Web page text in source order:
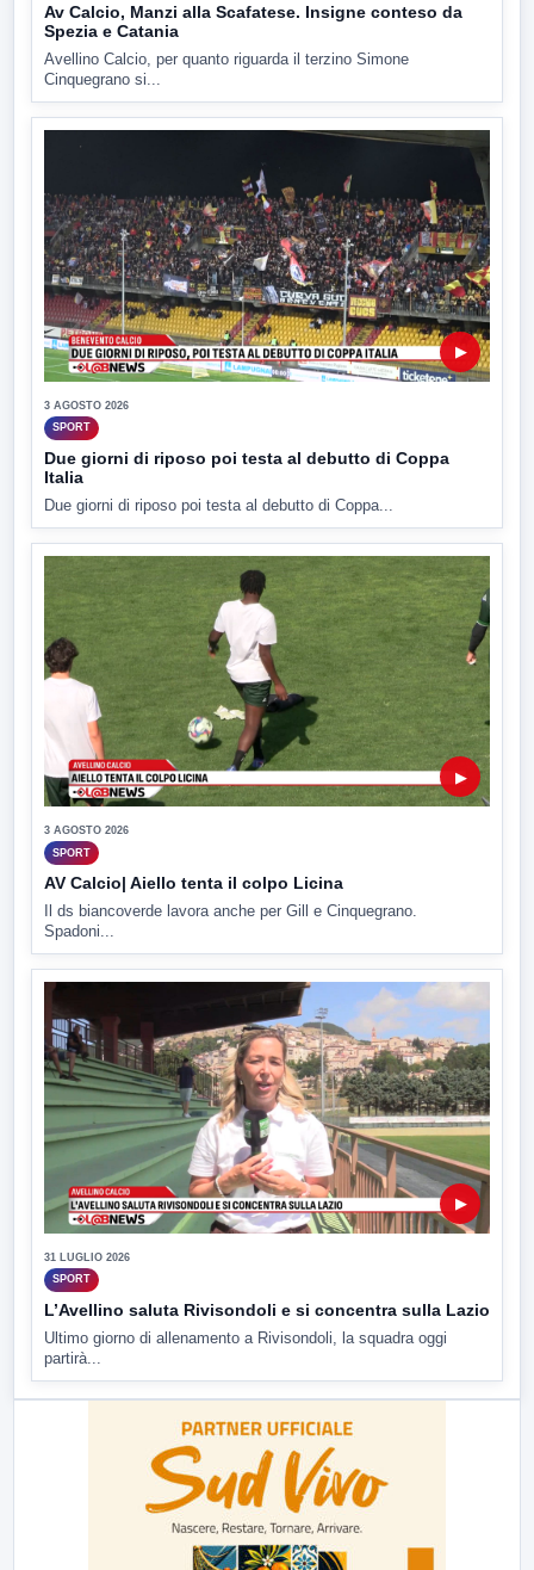
Av Calcio, Manzi alla Scafatese. Insigne conteso da
Spezia e Catania
Avellino Calcio, per quanto riguarda il terzino Simone
Cinquegrano si...
▶
3 AGOSTO 2026
SPORT
Due giorni di riposo poi testa al debutto di Coppa
Italia
Due giorni di riposo poi testa al debutto di Coppa...
▶
3 AGOSTO 2026
SPORT
AV Calcio| Aiello tenta il colpo Licina
Il ds biancoverde lavora anche per Gill e Cinquegrano.
Spadoni...
▶
31 LUGLIO 2026
SPORT
L’Avellino saluta Rivisondoli e si concentra sulla Lazio
Ultimo giorno di allenamento a Rivisondoli, la squadra oggi
partirà...